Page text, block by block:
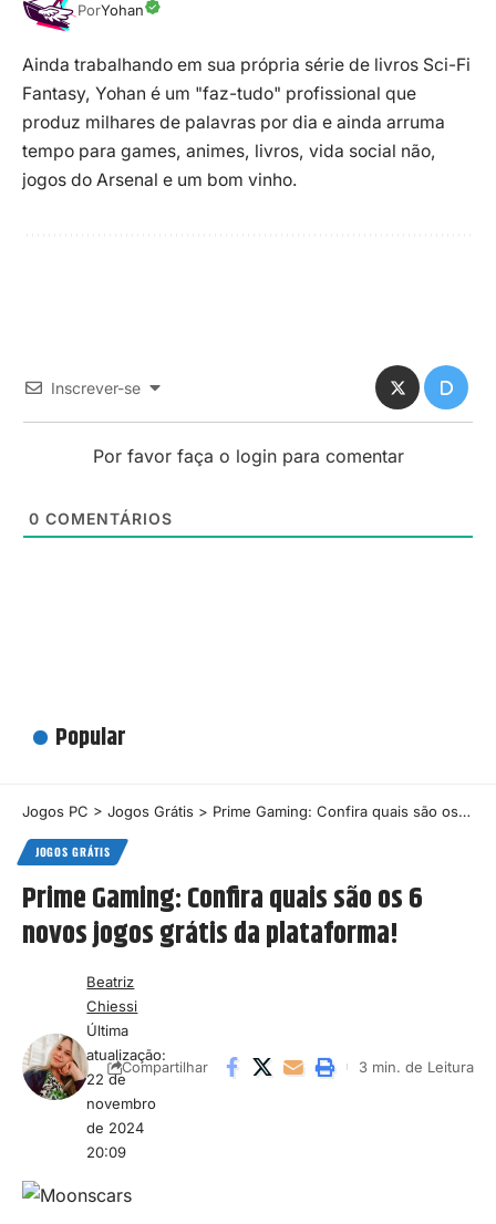
PorYohan
Ainda trabalhando em sua própria série de livros Sci-Fi
Fantasy, Yohan é um "faz-tudo" profissional que
produz milhares de palavras por dia e ainda arruma
tempo para games, animes, livros, vida social não,
jogos do Arsenal e um bom vinho.
Inscrever-se
Por favor faça o login para comentar
0 COMENTÁRIOS
Popular
Jogos PC > Jogos Grátis > Prime Gaming: Confira quais são os 6 novos jogos grátis da plataforma!
JOGOS GRÁTIS
Prime Gaming: Confira quais são os 6
novos jogos grátis da plataforma!
Última
atualização:
22 de
novembro
de 2024
20:09
Beatriz
Chiessi
Compartilhar 3 min. de Leitura